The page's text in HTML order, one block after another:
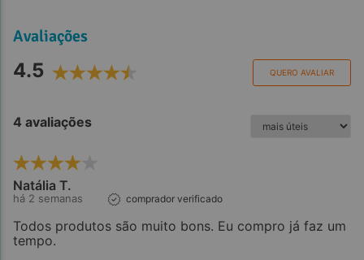
Avaliações
4.5 QUERO AVALIAR
4 avaliações
Natália T.
há 2 semanas comprador verificado
Todos produtos são muito bons. Eu compro já faz um
tempo.